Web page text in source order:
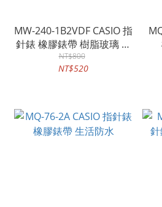
MW-240-1B2VDF CASIO 指
針錶 橡膠錶帶 樹脂玻璃 防
水50米
NT$800
NT$520